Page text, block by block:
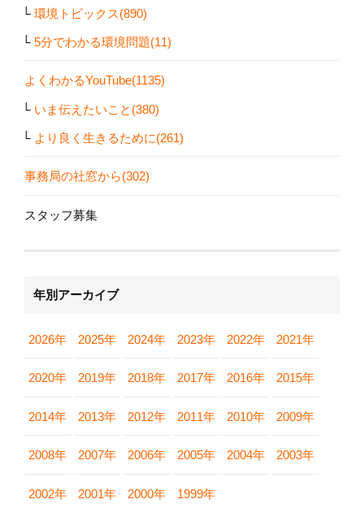
環境トピックス(890)
5分でわかる環境問題(11)
よくわかるYouTube(1135)
いま伝えたいこと(380)
より良く生きるために(261)
事務局の社窓から(302)
スタッフ募集
年別アーカイブ
2026年 2025年 2024年 2023年 2022年 2021年
2020年 2019年 2018年 2017年 2016年 2015年
2014年 2013年 2012年 2011年 2010年 2009年
2008年 2007年 2006年 2005年 2004年 2003年
2002年 2001年 2000年 1999年